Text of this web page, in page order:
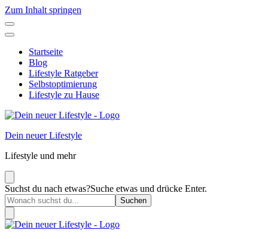
Zum Inhalt springen
Startseite
Blog
Lifestyle Ratgeber
Selbstoptimierung
Lifestyle zu Hause
Dein neuer Lifestyle
Lifestyle und mehr
Suchst du nach etwas?Suche etwas und drücke Enter.